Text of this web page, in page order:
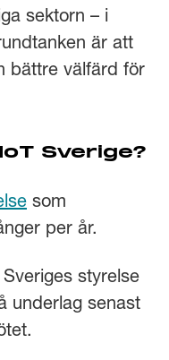
sektorn – i
är att
bättre välfärd för
Sverige?
som
per år.
styrelse
underlag senast